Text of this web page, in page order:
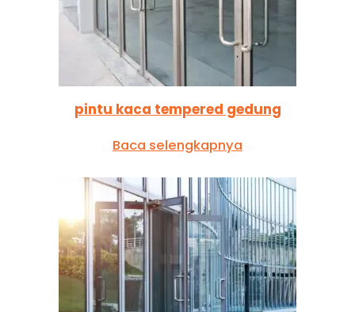
pintu kaca tempered gedung
Baca selengkapnya